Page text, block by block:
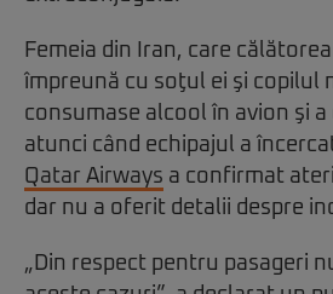
Femeia din Iran, care
împreună cu soţul ei şi copilul
consumase alcool în avion şi
atunci când echipajul a
Qatar Airways a confirmat
dar nu a oferit detalii despre
„Din respect pentru pasageri